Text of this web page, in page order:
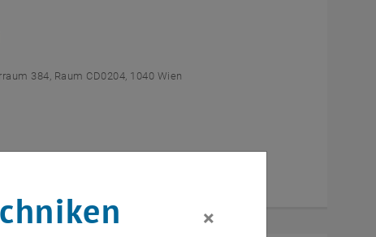
384, Raum CD0204, 1040 Wien
×